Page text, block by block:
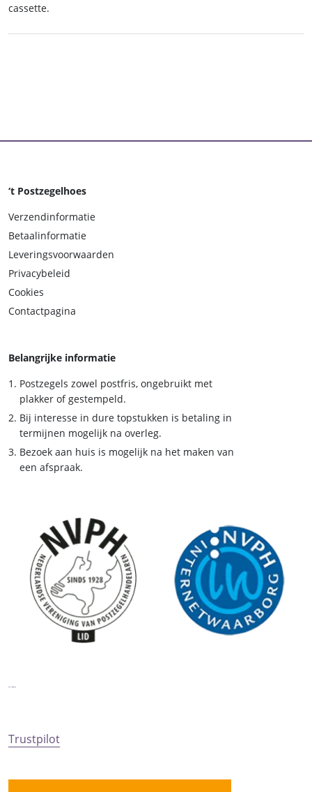
cassette.
‘t Postzegelhoes
Verzendinformatie
Betaalinformatie
Leveringsvoorwaarden
Privacybeleid
Cookies
Contactpagina
Belangrijke informatie
Postzegels zowel postfris, ongebruikt met
plakker of gestempeld.
Bij interesse in dure topstukken is betaling in
termijnen mogelijk na overleg.
Bezoek aan huis is mogelijk na het maken van
een afspraak.
Trustpilot